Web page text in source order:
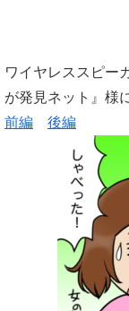
ワイヤレススピー
が発見ネット』様
前編
後編